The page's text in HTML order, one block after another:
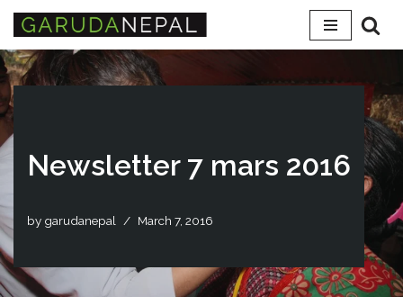
Skip
to
Newsletter 7 mars 2016
by garudanepal March 7, 2016